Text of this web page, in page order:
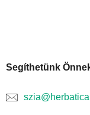
Segíthetünk